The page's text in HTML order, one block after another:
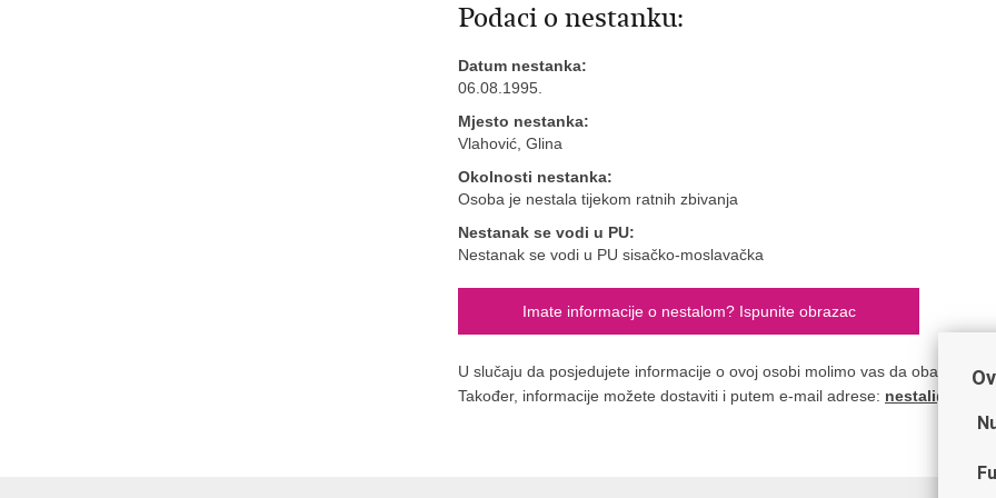
Podaci o nestanku:
Datum nestanka:
06.08.1995.
Mjesto nestanka:
Vlahović, Glina
Okolnosti nestanka:
Osoba je nestala tijekom ratnih zbivanja
Nestanak se vodi u PU:
Nestanak se vodi u PU sisačko-moslavačka
Imate informacije o nestalom? Ispunite obrazac
U slučaju da posjedujete informacije o ovoj osobi molimo vas da
Također, informacije možete dostaviti i putem e-mail adrese: